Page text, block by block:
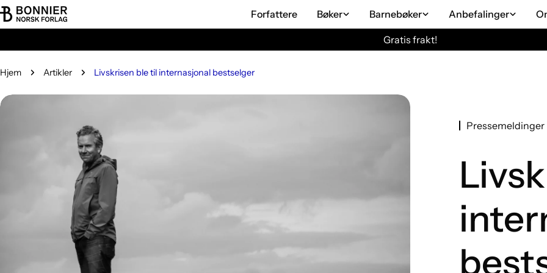
Hopp
til
Forfattere Bøker Barnebøker Anbefalinger
Gratis frakt!
Hjem Artikler Livskrisen ble til internasjonal bestselger
Pressemeldinger